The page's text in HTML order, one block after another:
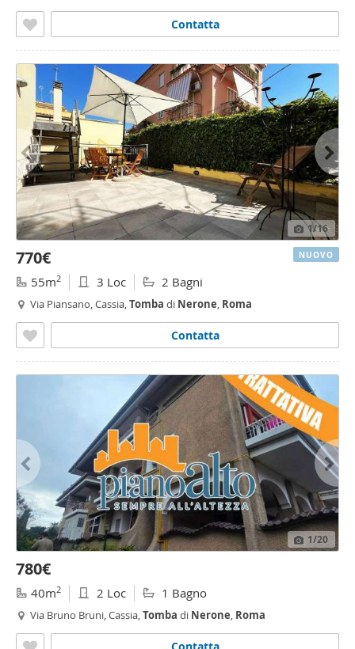
Contatta
1/16
770€
55m2 3 Loc 2 Bagni
Via Piansano, Cassia,Tomba di Nerone, Roma
Contatta
NUOVO
1/20
780€
40m2 2 Loc 1 Bagno
Via Bruno Bruni, Cassia,Tomba di Nerone, Roma